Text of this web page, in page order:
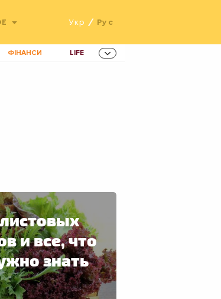
Укр / Рус
ФІНАНСИ LIFE
и все, что
знать